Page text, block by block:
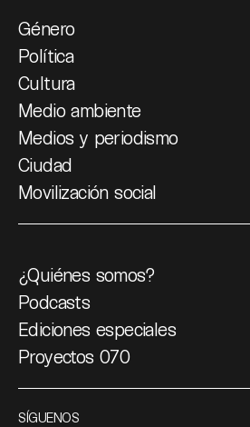
Género
Política
Cultura
Medio ambiente
Medios y periodismo
Ciudad
Movilización social
¿Quiénes somos?
Podcasts
Ediciones especiales
Proyectos 070
SÍGUENOS